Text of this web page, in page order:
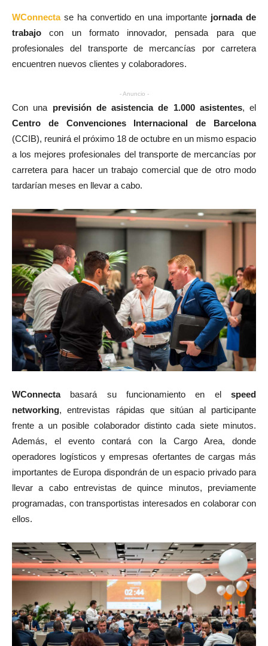
WConnectase ha convertido en una importante jornada de
trabajo con un formato innovador, pensada para que
profesionales del transporte de mercancías por carretera
encuentren nuevos clientes y colaboradores.
- Anuncio -
Con una previsión de asistencia de 1.000 asistentes, el
Centro de Convenciones Internacional de Barcelona
(CCIB), reunirá el próximo 18 de octubre en un mismo espacio
a los mejores profesionales del transporte de mercancías por
carretera para hacer un trabajo comercial que de otro modo
tardarían meses en llevar a cabo.
WConnectabasará su funcionamiento en el speed
networking, entrevistas rápidas que sitúan al participante
frente a un posible colaborador distinto cada siete minutos.
Además, el evento contará con la Cargo Area, donde
operadores logísticos y empresas ofertantes de cargas más
importantes de Europa dispondrán de un espacio privado para
llevar a cabo entrevistas de quince minutos, previamente
programadas, con transportistas interesados en colaborar con
ellos.